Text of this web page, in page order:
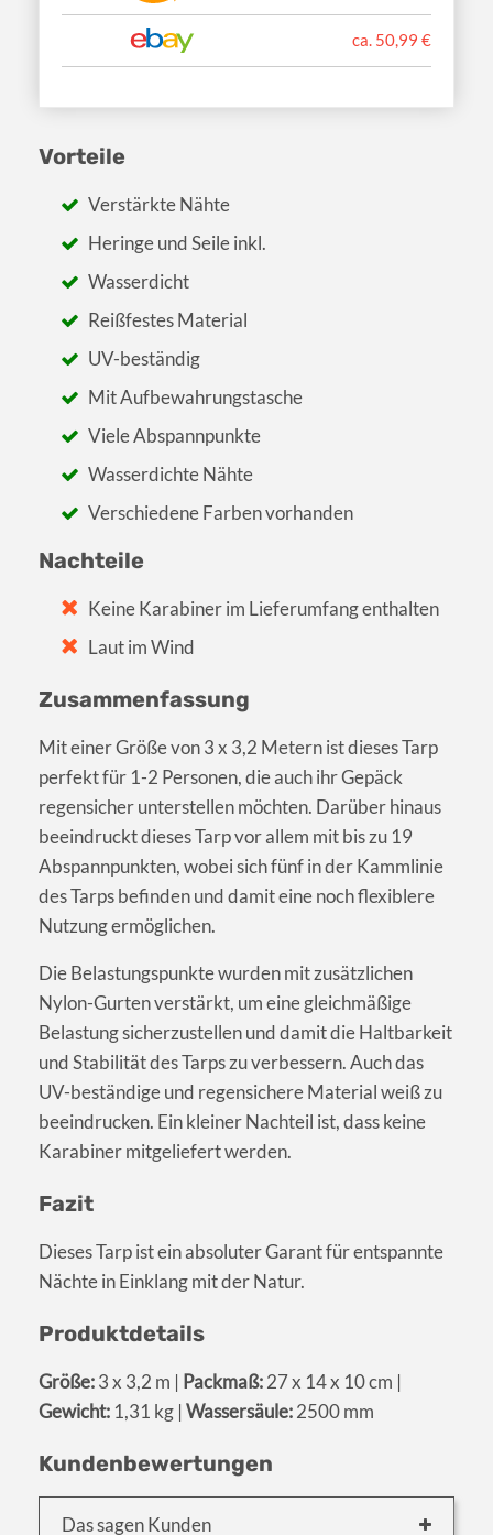
ca. 50,99 €
Vorteile
Verstärkte Nähte
Heringe und Seile inkl.
Wasserdicht
Reißfestes Material
UV-beständig
Mit Aufbewahrungstasche
Viele Abspannpunkte
Wasserdichte Nähte
Verschiedene Farben vorhanden
Nachteile
Keine Karabiner im Lieferumfang enthalten
Laut im Wind
Zusammenfassung
Mit einer Größe von 3 x 3,2 Metern ist dieses Tarp
perfekt für 1-2 Personen, die auch ihr Gepäck
regensicher unterstellen möchten. Darüber hinaus
beeindruckt dieses Tarp vor allem mit bis zu 19
Abspannpunkten, wobei sich fünf in der Kammlinie
des Tarps befinden und damit eine noch flexiblere
Nutzung ermöglichen.
Die Belastungspunkte wurden mit zusätzlichen
Nylon-Gurten verstärkt, um eine gleichmäßige
Belastung sicherzustellen und damit die Haltbarkeit
und Stabilität des Tarps zu verbessern. Auch das
UV-beständige und regensichere Material weiß zu
beeindrucken. Ein kleiner Nachteil ist, dass keine
Karabiner mitgeliefert werden.
Fazit
Dieses Tarp ist ein absoluter Garant für entspannte
Nächte in Einklang mit der Natur.
Produktdetails
Größe:3 x 3,2 m | Packmaß:27 x 14 x 10 cm |
Gewicht: 1,31 kg | Wassersäule:2500 mm
Kundenbewertungen
Das sagen Kunden